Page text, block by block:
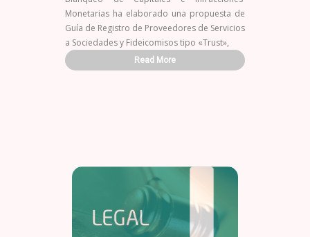
Monetarias ha elaborado una propuesta de
Guía de Registro de Proveedores de Servicios
a Sociedades y Fideicomisos tipo «Trust»,
Read More